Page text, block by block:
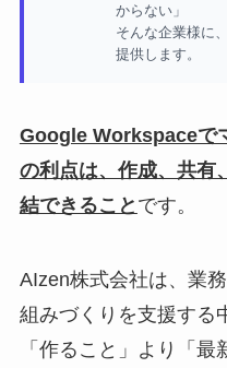
からない」
そんな企業様に
提供します。
Google Workspaceで
の利点は、作成、共有
結できること です。
AIzen株式会社は、業
組みづくりを支援する
「作ること」より「最